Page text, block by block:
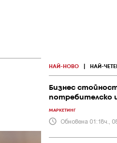
НАЙ-НОВО НАЙ-
Бизнес
потребителско
МАРКЕТИНГ
Обновена 01:18ч.,